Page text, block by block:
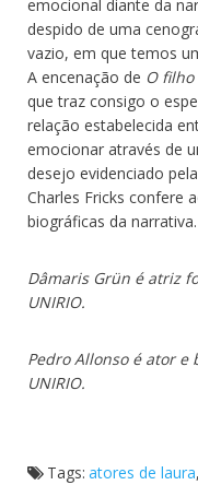
emocional diante da
despido de uma
vazio, em que temos
A encenação de O
que traz consigo o
relação estabelecida
emocionar através de
desejo evidenciado
Charles Fricks confere
biográficas da narrativa.
Dâmaris Grün é atriz
UNIRIO.
Pedro Allonso é ator e
UNIRIO.
Tags: atores de laura,